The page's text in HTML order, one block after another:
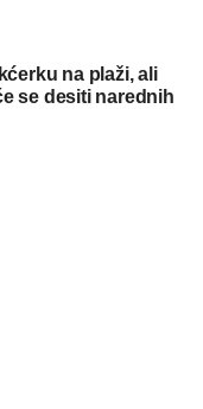
na plaži, ali
se desiti narednih